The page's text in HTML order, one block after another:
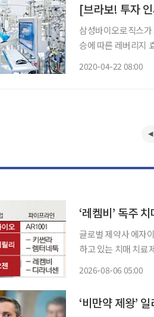
[브라보! 투자
삼성바이오로직스
승에 따른 레버리지
2020-04-22 08:00
‘레켐비’ 독주
글로벌 제약사 에자
하고 있는 치매 치료
2026-08-06 05:00
‘비만약 제왕’